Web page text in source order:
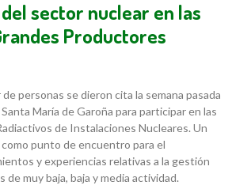
sector nuclear en las
Productores
personas se dieron cita la semana pasada
María de Garoña para participar en las
de Instalaciones Nucleares. Un
punto de encuentro para el
y experiencias relativas a la gestión
muy baja, baja y media actividad.